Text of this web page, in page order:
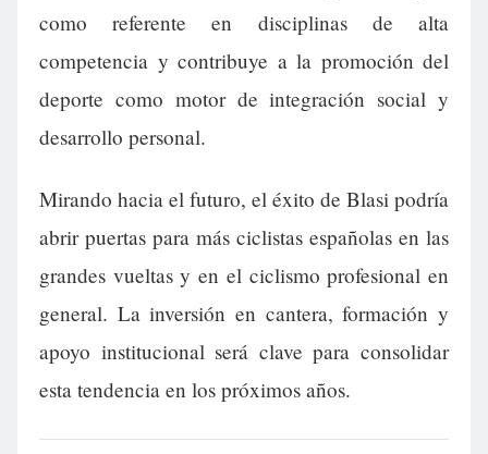
como referente en disciplinas de alta
competencia y contribuye a la promoción del
deporte como motor de integración social y
desarrollo personal.
Mirando hacia el futuro, el éxito de Blasi podría
abrir puertas para más ciclistas españolas en las
grandes vueltas y en el ciclismo profesional en
general. La inversión en cantera, formación y
apoyo institucional será clave para consolidar
esta tendencia en los próximos años.